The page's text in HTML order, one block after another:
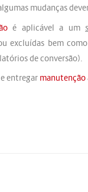
mudanças
é aplicável a um
excluídas bem
de conversão).
entregar manutenção